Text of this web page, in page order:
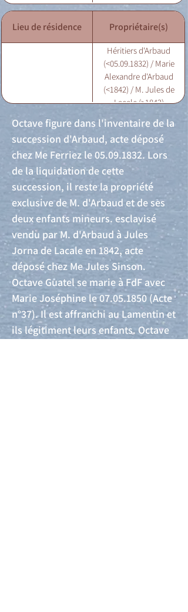
Lieu de résidence Propriétaire(s)
Héritiers d'Arbaud
(<05.09.1832) / Marie
Alexandre d'Arbaud
(<1842) / M. Jules de
Lacale (>1842)
Octave figure dans l'inventaire de la
succession d'Arbaud, acte déposé
chez Me Ferriez le05.09.1832. Lors
de la liquidation de cette
succession, il reste la propriété
exclusive de M. d'Arbaud et de ses
deux enfants mineurs. esclavisé
vendu par M. d'Arbaud à Jules
Jorna de Lacale en 1842, acte
déposé chez Me Jules Sinson.
Octave Guatel se marie à FdF avec
Marie Joséphine le07.05.1850 (Acte
n°37). Il est affranchi au Lamentin et
ils légitiment leurs enfants. Octave